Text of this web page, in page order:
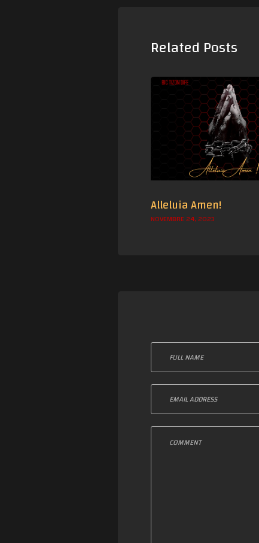
Related Posts
Alleluia Amen!
NOVEMBRE 24, 2023